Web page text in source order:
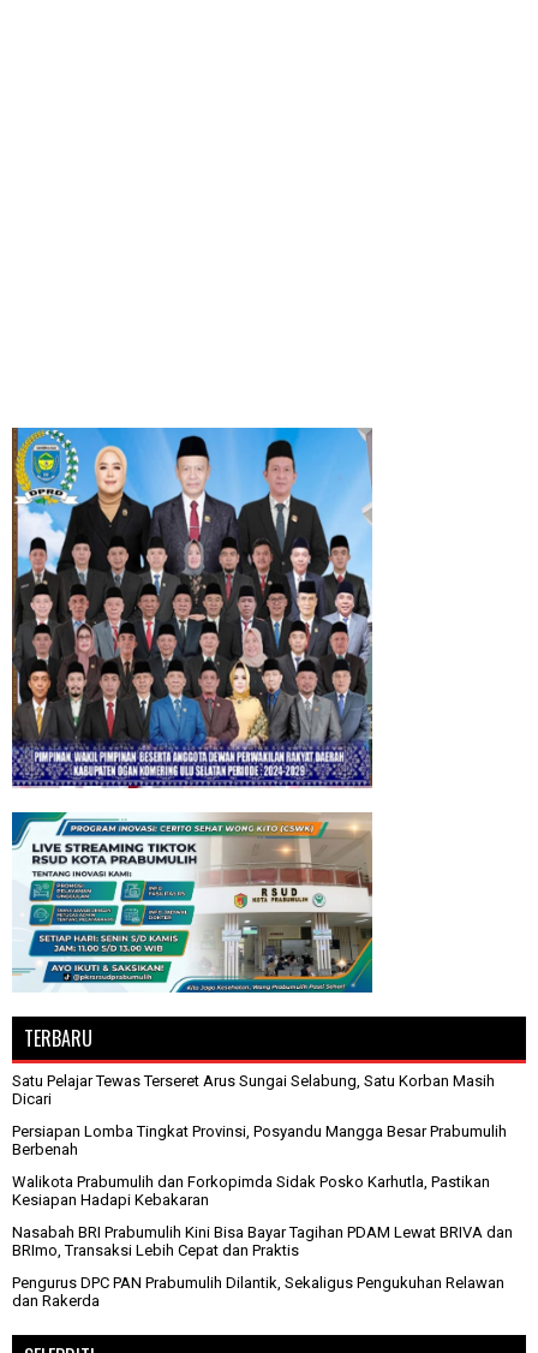
TERBARU
Satu Pelajar Tewas Terseret Arus Sungai Selabung, Satu Korban Masih
Dicari
Persiapan Lomba Tingkat Provinsi, Posyandu Mangga Besar Prabumulih
Berbenah
Walikota Prabumulih dan Forkopimda Sidak Posko Karhutla, Pastikan
Kesiapan Hadapi Kebakaran
Nasabah BRI Prabumulih Kini Bisa Bayar Tagihan PDAM Lewat BRIVA dan
BRImo, Transaksi Lebih Cepat dan Praktis
Pengurus DPC PAN Prabumulih Dilantik, Sekaligus Pengukuhan Relawan
dan Rakerda